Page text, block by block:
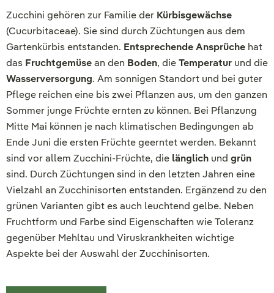
Zucchini gehören zur Familie der Kürbisgewächse
(Cucurbitaceae). Sie sind durch Züchtungen aus dem
Gartenkürbis entstanden. Entsprechende Ansprüche hat
das Fruchtgemüsean den Boden, dieTemperatur und die
Wasserversorgung. Am sonnigen Standort und bei guter
Pflege reichen eine bis zwei Pflanzen aus, um den ganzen
Sommer junge Früchte ernten zu können. Bei Pflanzung
Mitte Mai können je nach klimatischen Bedingungen ab
Ende Juni die ersten Früchte geerntet werden. Bekannt
sind vor allem Zucchini-Früchte, die länglich und grün
sind. Durch Züchtungen sind in den letzten Jahren eine
Vielzahl an Zucchinisorten entstanden. Ergänzend zu den
grünen Varianten gibt es auch leuchtend gelbe. Neben
Fruchtform und Farbe sind Eigenschaften wie Toleranz
gegenüber Mehltau und Viruskrankheiten wichtige
Aspekte bei der Auswahl der Zucchinisorten.